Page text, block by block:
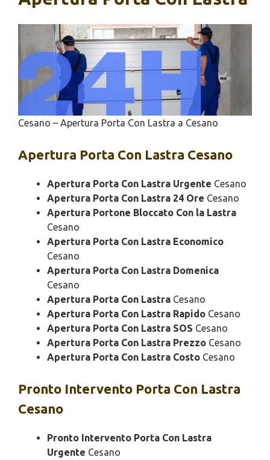
Cesano – Apertura Porta Con Lastra a Cesano
Apertura Porta Con Lastra Cesano
Apertura Porta Con Lastra Urgente Cesano
Apertura Porta Con Lastra 24 Ore Cesano
Apertura Portone Bloccato Con la Lastra
Cesano
Apertura Porta Con Lastra Economico
Cesano
Apertura Porta Con Lastra Domenica
Cesano
Apertura Porta Con Lastra Cesano
Apertura Porta Con Lastra Rapido Cesano
Apertura Porta Con Lastra SOS Cesano
Apertura Porta Con Lastra Prezzo Cesano
Apertura Porta Con Lastra Costo Cesano
Pronto Intervento Porta Con Lastra
Cesano
Pronto Intervento Porta Con Lastra
Urgente Cesano